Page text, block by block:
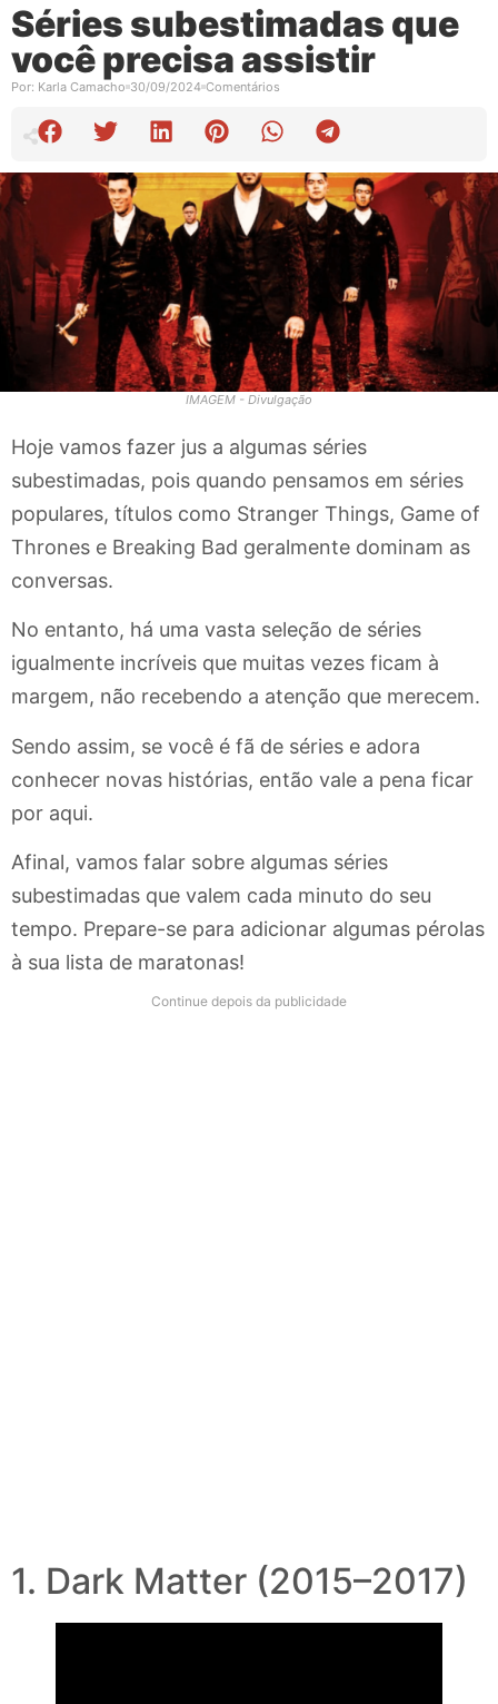
Séries subestimadas que
você precisa assistir
Por: Karla Camacho 30/09/2024 Comentários
IMAGEM - Divulgação
Hoje vamos fazer jus a algumas séries
subestimadas, pois quando pensamos em séries
populares, títulos como Stranger Things, Game of
Thrones e Breaking Bad geralmente dominam as
conversas.
No entanto, há uma vasta seleção de séries
igualmente incríveis que muitas vezes ficam à
margem, não recebendo a atenção que merecem.
Sendo assim, se você é fã de séries e adora
conhecer novas histórias, então vale a pena ficar
por aqui.
Afinal, vamos falar sobre algumas séries
subestimadas que valem cada minuto do seu
tempo. Prepare-se para adicionar algumas pérolas
à sua lista de maratonas!
Continue depois da publicidade
1. Dark Matter (2015–2017)